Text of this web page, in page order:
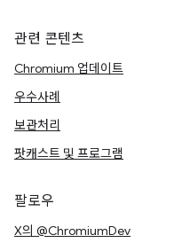
관련 콘텐츠
Chromium 업데이트
우수사례
보관처리
팟캐스트 및 프로그램
팔로우
X의 @ChromiumDev